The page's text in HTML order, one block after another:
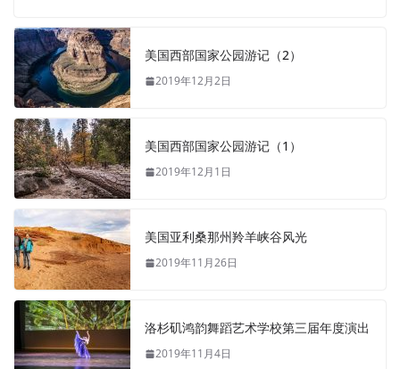
美国西部国家公园游记（2）
2019年12月2日
美国西部国家公园游记（1）
2019年12月1日
美国亚利桑那州羚羊峡谷风光
2019年11月26日
洛杉矶鸿韵舞蹈艺术学校第三届年度演出
2019年11月4日